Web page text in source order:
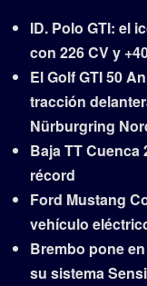
ID. Polo GTI: el
con 226 CV y
El Golf GTI 50
tracción
Nürburgring
Baja TT
récord
Ford Mustang
vehículo
Brembo pone
su sistema